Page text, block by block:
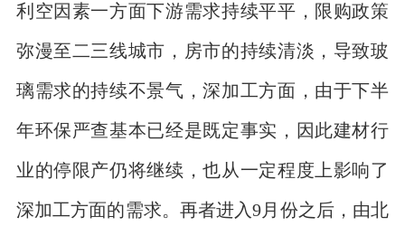
利空因素一方面下游需求持续平平，限购政策
弥漫至二三线城市，房市的持续清淡，导致玻
璃需求的持续不景气，深加工方面，由于下半
年环保严查基本已经是既定事实，因此建材行
业的停限产仍将继续，也从一定程度上影响了
深加工方面的需求。再者进入9月份之后，由北